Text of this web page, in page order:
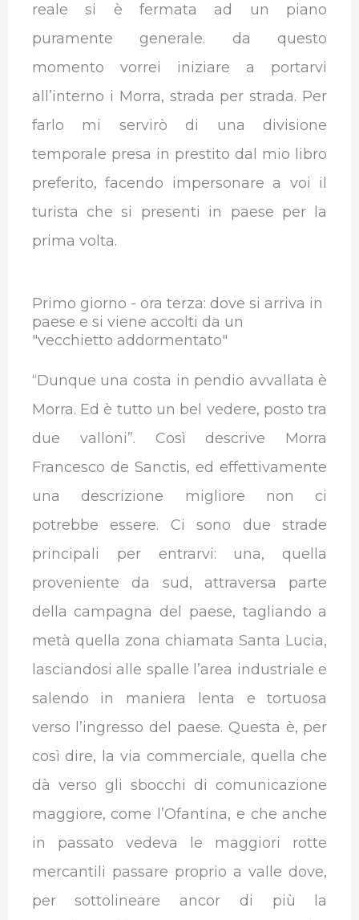
reale si è fermata ad un piano
puramente generale. da questo
momento vorrei iniziare a portarvi
all’interno i Morra, strada per strada. Per
farlo mi servirò di una divisione
temporale presa in prestito dal mio libro
preferito, facendo impersonare a voi il
turista che si presenti in paese per la
prima volta.
Primo giorno - ora terza: dove si arriva in
paese e si viene accolti da un
"vecchietto addormentato"
“Dunque una costa in pendio avvallata è
Morra. Ed è tutto un bel vedere, posto tra
due valloni”. Così descrive Morra
Francesco de Sanctis, ed effettivamente
una descrizione migliore non ci
potrebbe essere. Ci sono due strade
principali per entrarvi: una, quella
proveniente da sud, attraversa parte
della campagna del paese, tagliando a
metà quella zona chiamata Santa Lucia,
lasciandosi alle spalle l’area industriale e
salendo in maniera lenta e tortuosa
verso l’ingresso del paese. Questa è, per
così dire, la via commerciale, quella che
dà verso gli sbocchi di comunicazione
maggiore, come l’Ofantina, e che anche
in passato vedeva le maggiori rotte
mercantili passare proprio a valle dove,
per sottolineare ancor di più la